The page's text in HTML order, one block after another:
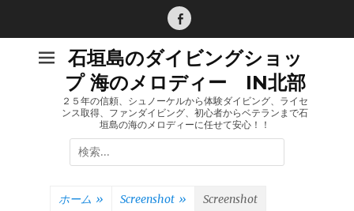
Facebook
石垣島のダイビングショッ
プ 海のメロディー IN北部
２５年の信頼、シュノーケルから体験ダイビング、ライセ
ンス取得、ファンダイビング、初心者からベテランまで石
垣島の海のメロディーに任せて安心！！
検
索:
ホーム » Screenshot » Screenshot